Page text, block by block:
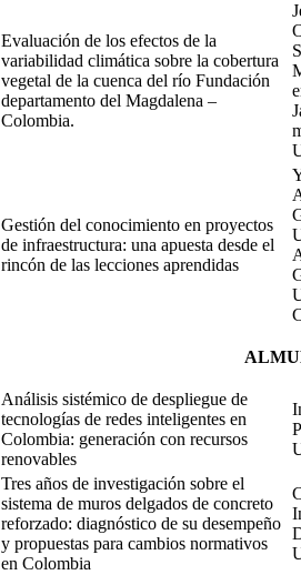
Evaluación de los efectos de la
variabilidad climática sobre la cobertura
vegetal de la cuenca del río Fundación
departamento del Magdalena –
Colombia.
Gestión del conocimiento en proyectos
de infraestructura: una apuesta desde el
rincón de las lecciones aprendidas
Análisis sistémico de despliegue de
tecnologías de redes inteligentes en
Colombia: generación con recursos
renovables
Tres años de investigación sobre el
sistema de muros delgados de concreto
reforzado: diagnóstico de su desempeño
y propuestas para cambios normativos
en Colombia